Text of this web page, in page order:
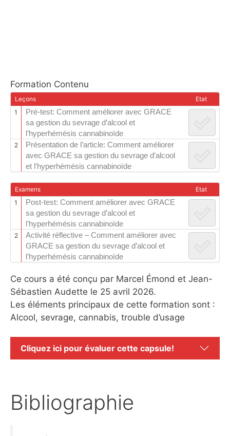
Formation Contenu
Leçons
Etat
1
Pré-test: Comment améliorer avec GRACE
sa gestion du sevrage d’alcool et
l’hyperhémésis cannabinoïde
2
Présentation de l’article: Comment améliorer
avec GRACE sa gestion du sevrage d’alcool
et l’hyperhémésis cannabinoïde
Examens
Etat
1
Post-test: Comment améliorer avec GRACE
sa gestion du sevrage d’alcool et
l’hyperhémésis cannabinoïde
2
Activité réflective – Comment améliorer avec
GRACE sa gestion du sevrage d’alcool et
l’hyperhémésis cannabinoïde
Ce cours a été conçu par Marcel Émond et Jean-
Sébastien Audette le 25 avril 2026.
Les éléments principaux de cette formation sont :
Alcool, sevrage, cannabis, trouble d’usage
Cliquez ici pour évaluer cette capsule!
Bibliographie